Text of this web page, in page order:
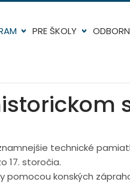
PRE ŠKOLY
technické
17. storočia.
pomocou konských